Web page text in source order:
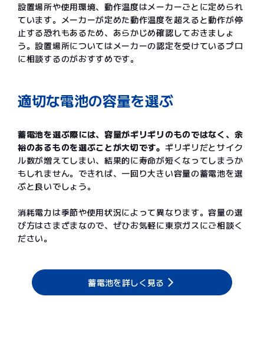
設置場所や使用環境、動作温度はメーカーごとに定められ
ています。メーカーが定めた動作温度を超えると動作が停
止する恐れもあるため、あらかじめ確認しておきましょ
う。設置場所についてはメーカーの認定を受けているプロ
に相談するのがおすすめです。
適切な電池の容量を選ぶ
蓄電池を選ぶ際には、容量がギリギリのものではなく、余
裕のあるものを選ぶことが大切です。 ギリギリだとサイク
ル数が増えてしまい、結果的に寿命が短くなってしまうか
もしれません。できれば、一回り大きい容量の蓄電池を選
ぶと良いでしょう。
消耗電力は季節や使用状況によって異なります。容量の選
び方はさまざまなので、ぜひお気軽に東京ガスにご相談く
ださい。
蓄電池を詳しく見る